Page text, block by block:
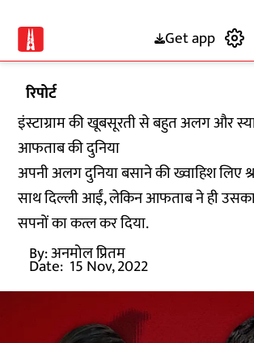
Get app
रिपोर्ट
इंस्टाग्राम की खूबसूरती से बहुत अलग और
आफताब की दुनिया
अपनी अलग दुनिया बसाने की ख्वाहिश लिए
साथ दिल्ली आईं, लेकिन आफताब ने ही
सपनों का कत्ल कर दिया.
By:अनमोल प्रितम
Date: 15 Nov, 2022